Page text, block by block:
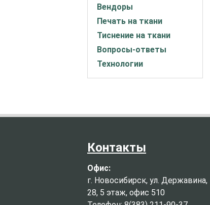
Вендоры
Печать на ткани
Тиснение на ткани
Вопросы-ответы
Технологии
Контакты
Офис:
г. Новосибирск, ул. Державина,
28, 5 этаж, офис 510